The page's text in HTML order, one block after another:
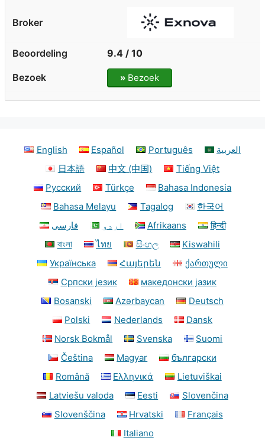
9.4 / 10
»Bezoek
English Español Português
العربية
日本語
中文 (中国)
Tiếng Việt
Русский
Türkçe
Bahasa Indonesia
Bahasa Melayu
Tagalog
한국어
فارسی
اردو Afrikaans
हिन्दी
বাংলা
ไทย සිංහල
Kiswahili
Українська
Հայերեն
ქართული
Српски језик
македонски јазик
Bosanski
Azərbaycan
Deutsch
Polski
Nederlands
Dansk
Norsk Bokmål
Svenska
Suomi
Čeština
Magyar
български
Română
Ελληνικά
Lietuviškai
Latviešu valoda
Eesti
Slovenčina
Slovenščina
Hrvatski
Français
Italiano